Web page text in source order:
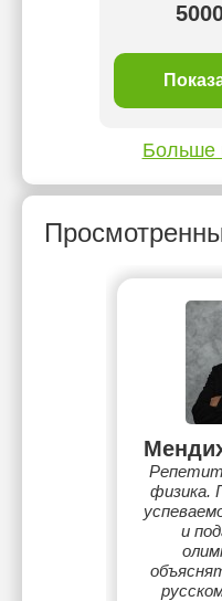
Больше
физика.
и